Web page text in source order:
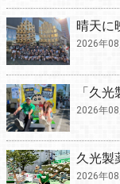
晴天に
2026年08
「久
2026年
久光製
2026年08